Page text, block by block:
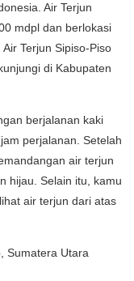
Air Terjun
mdpl dan berlokasi
Terjun Sipiso-Piso
di Kabupaten
berjalanan kaki
perjalanan. Setelah
air terjun
hijau. Selain itu, kamu
air terjun dari atas
Sumatera Utara